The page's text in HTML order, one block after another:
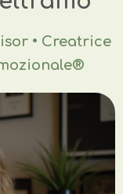
• Creatrice